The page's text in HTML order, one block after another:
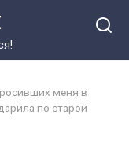
меня в
по старой